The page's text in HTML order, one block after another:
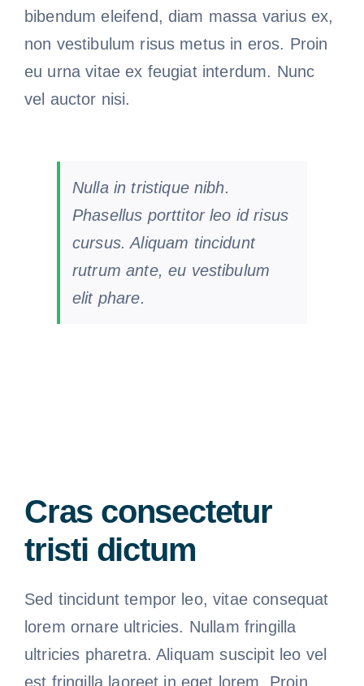
bibendum eleifend, diam massa varius ex,
non vestibulum risus metus in eros. Proin
eu urna vitae ex feugiat interdum. Nunc
vel auctor nisi.
Nulla in tristique nibh.
Phasellus porttitor leo id risus
cursus. Aliquam tincidunt
rutrum ante, eu vestibulum
elit phare.
Cras consectetur
tristi dictum
Sed tincidunt tempor leo, vitae consequat
lorem ornare ultricies. Nullam fringilla
ultricies pharetra. Aliquam suscipit leo vel
est fringilla laoreet in eget lorem. Proin